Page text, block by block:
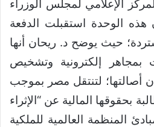
الإعلامي لمجلس الوزراء
الوحدة استقبلت الدفعة
حيث يوضح د. ريحان أنها
إلكترونية وتشخيص
أصالتها؛ لتنتقل مصر بموجب
بحقوقها المالية عن “الإثراء
المنظمة العالمية للملكية